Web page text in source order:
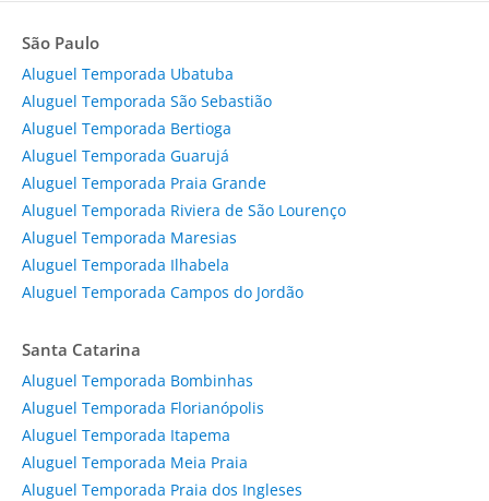
São Paulo
Aluguel Temporada Ubatuba
Aluguel Temporada São Sebastião
Aluguel Temporada Bertioga
Aluguel Temporada Guarujá
Aluguel Temporada Praia Grande
Aluguel Temporada Riviera de São Lourenço
Aluguel Temporada Maresias
Aluguel Temporada Ilhabela
Aluguel Temporada Campos do Jordão
Santa Catarina
Aluguel Temporada Bombinhas
Aluguel Temporada Florianópolis
Aluguel Temporada Itapema
Aluguel Temporada Meia Praia
Aluguel Temporada Praia dos Ingleses